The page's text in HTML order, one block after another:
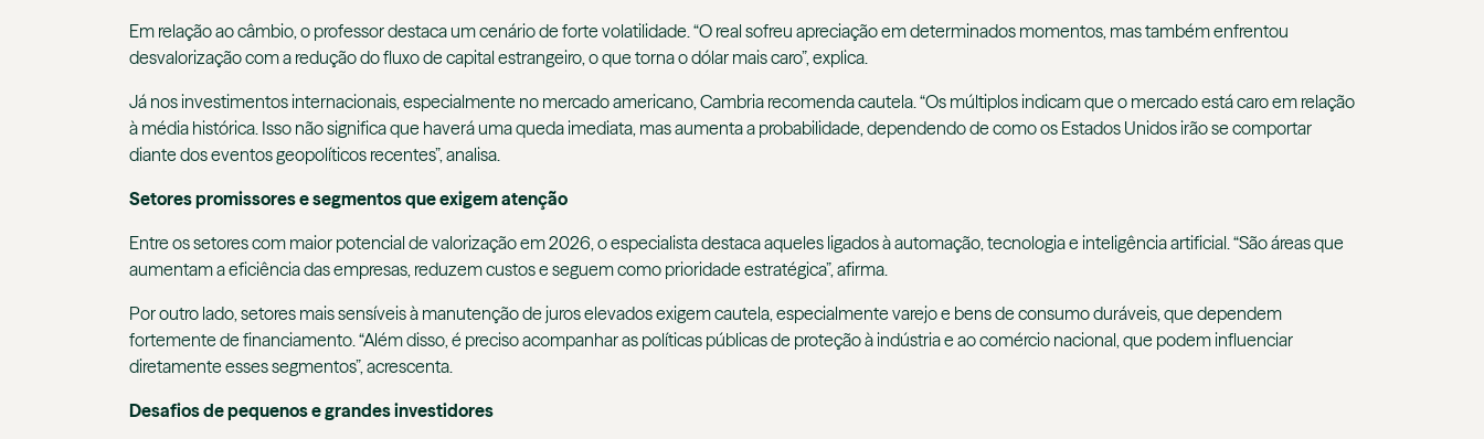
Em relação ao câmbio, o professor destaca um cenário de forte volatilidade. “O real sofreu apreciação em determinados momentos, mas também enfrentou
desvalorização com a redução do fluxo de capital estrangeiro, o que torna o dólar mais caro”, explica.
Já nos investimentos internacionais, especialmente no mercado americano, Cambria recomenda cautela. “Os múltiplos indicam que o mercado está caro em relação
à média histórica. Isso não significa que haverá uma queda imediata, mas aumenta a probabilidade, dependendo de como os Estados Unidos irão se comportar
diante dos eventos geopolíticos recentes”, analisa.
Setores promissores e segmentos que exigem atenção
Entre os setores com maior potencial de valorização em 2026, o especialista destaca aqueles ligados à automação, tecnologia e inteligência artificial. “São áreas que
aumentam a eficiência das empresas, reduzem custos e seguem como prioridade estratégica”, afirma.
Por outro lado, setores mais sensíveis à manutenção de juros elevados exigem cautela, especialmente varejo e bens de consumo duráveis, que dependem
fortemente de financiamento. “Além disso, é preciso acompanhar as políticas públicas de proteção à indústria e ao comércio nacional, que podem influenciar
diretamente esses segmentos”, acrescenta.
Desafios de pequenos e grandes investidores